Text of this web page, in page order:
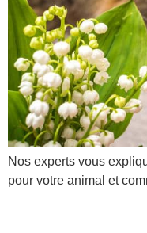
Nos experts vous
pour votre animal et